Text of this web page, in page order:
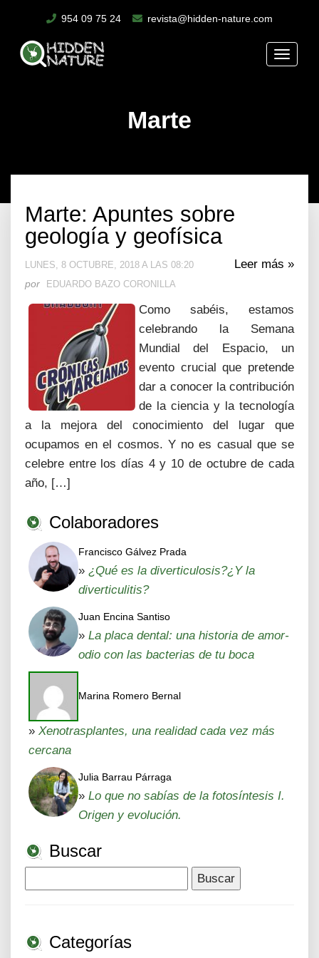
954 09 75 24 revista@hidden-nature.com
Toggle
Marte
Marte: Apuntes sobre
geología y geofísica
Leer más »
LUNES, 8 OCTUBRE, 2018 A LAS 08:20
por EDUARDO BAZO CORONILLA
Como sabéis, estamos
celebrando la Semana
Mundial del Espacio, un
evento crucial que pretende
dar a conocer la contribución
de la ciencia y la tecnología
a la mejora del conocimiento del lugar que
ocupamos en el cosmos. Y no es casual que se
celebre entre los días 4 y 10 de octubre de cada
año, […]
Colaboradores
Francisco Gálvez Prada
» ¿Qué es la diverticulosis?¿Y la
diverticulitis?
Juan Encina Santiso
» La placa dental: una historia de amor-
odio con las bacterias de tu boca
Marina Romero Bernal
» Xenotrasplantes, una realidad cada vez más
cercana
Julia Barrau Párraga
» Lo que no sabías de la fotosíntesis I.
Origen y evolución.
Buscar
Categorías